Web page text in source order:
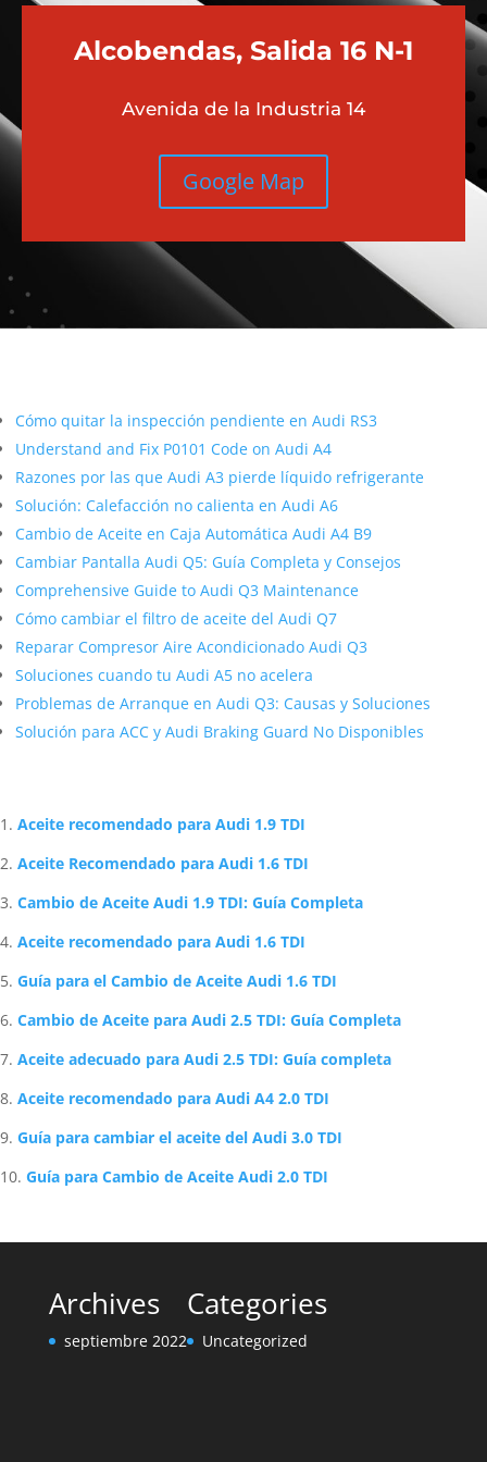
Alcobendas, Salida 16 N-1
Avenida de la Industria 14
Google Map
Cómo quitar la inspección pendiente en Audi RS3
Understand and Fix P0101 Code on Audi A4
Razones por las que Audi A3 pierde líquido refrigerante
Solución: Calefacción no calienta en Audi A6
Cambio de Aceite en Caja Automática Audi A4 B9
Cambiar Pantalla Audi Q5: Guía Completa y Consejos
Comprehensive Guide to Audi Q3 Maintenance
Cómo cambiar el filtro de aceite del Audi Q7
Reparar Compresor Aire Acondicionado Audi Q3
Soluciones cuando tu Audi A5 no acelera
Problemas de Arranque en Audi Q3: Causas y Soluciones
Solución para ACC y Audi Braking Guard No Disponibles
Aceite recomendado para Audi 1.9 TDI
Aceite Recomendado para Audi 1.6 TDI
Cambio de Aceite Audi 1.9 TDI: Guía Completa
Aceite recomendado para Audi 1.6 TDI
Guía para el Cambio de Aceite Audi 1.6 TDI
Cambio de Aceite para Audi 2.5 TDI: Guía Completa
Aceite adecuado para Audi 2.5 TDI: Guía completa
Aceite recomendado para Audi A4 2.0 TDI
Guía para cambiar el aceite del Audi 3.0 TDI
Guía para Cambio de Aceite Audi 2.0 TDI
Archives
septiembre 2022
Categories
Uncategorized